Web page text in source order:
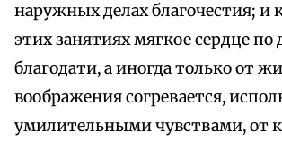
наружных делах благочестия; и
этих занятиях мягкое сердце
благодати, а иногда только от
воображения согревается,
умилительными чувствами, от